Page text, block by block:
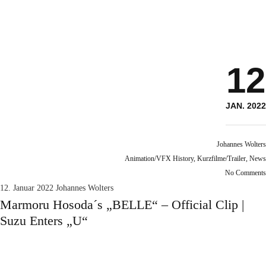
12
JAN. 2022
Johannes Wolters
Animation/VFX History, Kurzfilme/Trailer, News
No Comments
12. Januar 2022 Johannes Wolters
Marmoru Hosoda´s „BELLE“ – Official Clip |
Suzu Enters „U“